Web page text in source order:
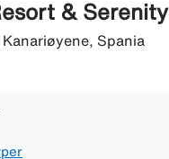
& Serenity
Spania